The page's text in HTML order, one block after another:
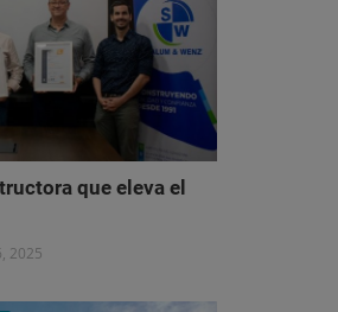
que eleva el
2025